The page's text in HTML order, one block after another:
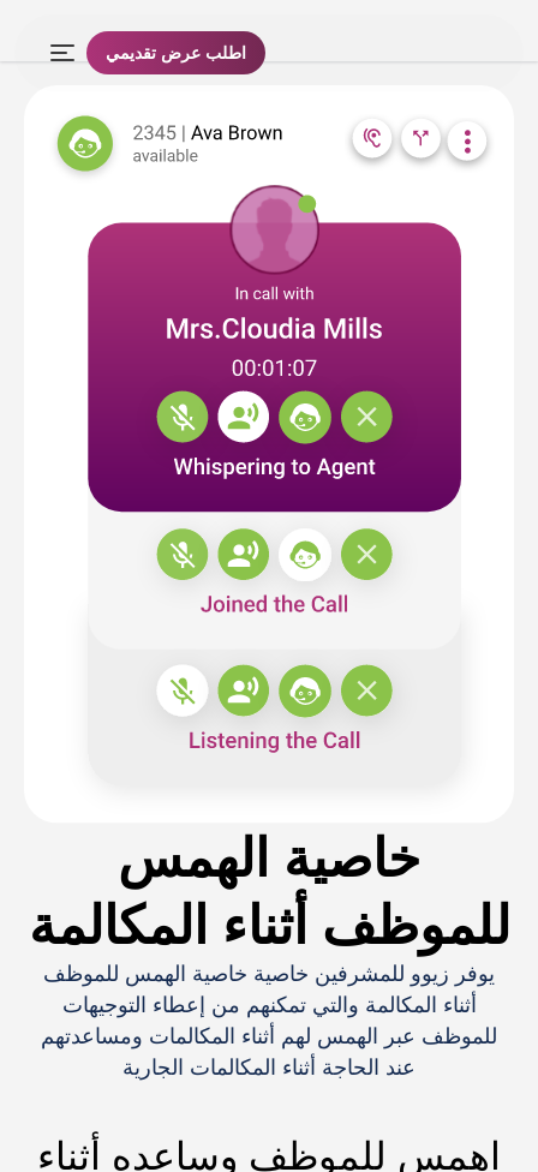
اطلب عرض تقديمي
خاصية الهمس
للموظف أثناء المكالمة
يوفر زيوو للمشرفين خاصية خاصية الهمس للموظف
أثناء المكالمة والتي تمكنهم من إعطاء التوجيهات
للموظف عبر الهمس لهم أثناء المكالمات ومساعدتهم
عند الحاجة أثناء المكالمات الجارية
اهمس للموظف وساعده أثناء